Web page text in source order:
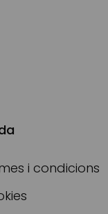
i condicions